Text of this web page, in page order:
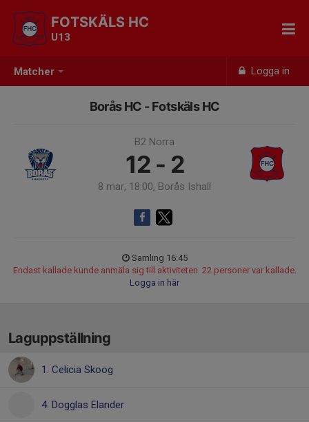
Matcher Logga in
FOTSKÄLS HC
U13
Borås HC - Fotskäls HC
B2 Norra
12 - 2
8 mar, 18:00, Borås Ishall
Samling 16:45
Endast kallade kunde anmäla sig till aktiviteten. 22 personer var kallade.
Logga in här
Laguppställning
1. Celicia Skoog
4. Dogglas Elander